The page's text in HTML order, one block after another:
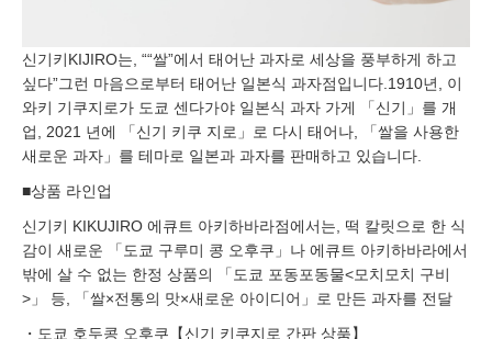
신기키KIJIRO는, ““쌀”에서 태어난 과자로 세상을 풍부하게 하고
싶다”그런 마음으로부터 태어난 일본식 과자점입니다.1910년, 이
와키 기쿠지로가 도쿄 센다가야 일본식 과자 가게 「신기」를 개
업, 2021 년에 「신기 키쿠 지로」로 다시 태어나, 「쌀을 사용한
새로운 과자」를 테마로 일본과 과자를 판매하고 있습니다.
■상품 라인업
신기키 KIKUJIRO 에큐트 아키하바라점에서는, 떡 칼릿으로 한 식
감이 새로운 「도쿄 구루미 콩 오후쿠」나 에큐트 아키하바라에서
밖에 살 수 없는 한정 상품의 「도쿄 포동포동물<모치모치 구비
>」 등, 「쌀×전통의 맛×새로운 아이디어」로 만든 과자를 전달
・도쿄 호두콩 오후쿠【신기 키쿠지로 간판 상품】